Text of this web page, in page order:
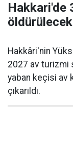
Hakkari'de
öldürülecek
Hakkâri'nin
2027 av turizmi
yaban keçisi av
çıkarıldı.